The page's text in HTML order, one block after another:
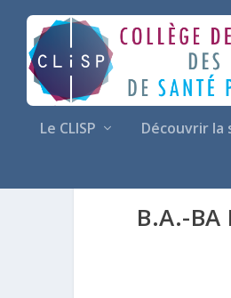
Le CLISP Découvrir la
B.A.-BA